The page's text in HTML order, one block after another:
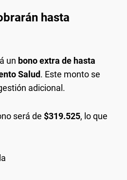
hasta
un bono extra de hasta
Salud. Este monto se
adicional.
será de $319.525, lo que